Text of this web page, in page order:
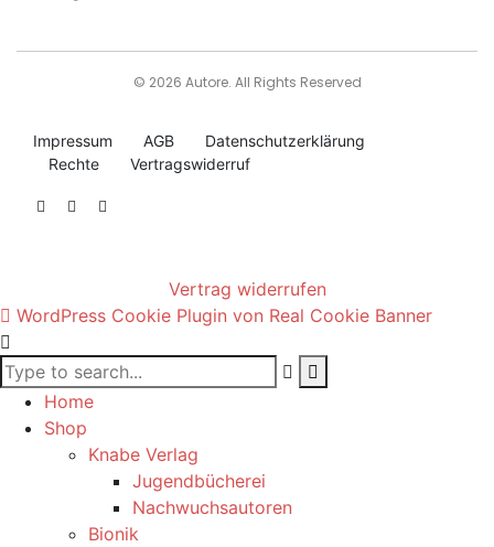
© 2026 Autore. All Rights Reserved
Impressum AGB
Datenschutzerklärung
Rechte
Vertragswiderruf
Vertrag widerrufen
WordPress Cookie Plugin von Real Cookie Banner
Home
Shop
Knabe Verlag
Jugendbücherei
Nachwuchsautoren
Bionik